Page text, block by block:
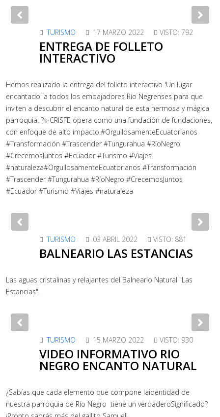
Previous
TURISMO 17 MARZO 2022 VISTO: 792
ENTREGA DE FOLLETO
INTERACTIVO
Hemos realizado la entrega del folleto interactivo 'Un lugar
encantado' a todos los embajadores Río Negrenses para que
inviten a descubrir el encanto natural de esta hermosa y mágica
parroquia. ?✨CRISFE opera como una fundación de fundaciones,
con enfoque de alto impacto.#OrgullosamenteEcuatorianos
#Transformación #Trascender #Tungurahua #RíoNegro
#CrecemosJuntos #Ecuador #Turismo #Viajes
#naturaleza#OrgullosamenteEcuatorianos #Transformación
#Trascender #Tungurahua #RíoNegro #CrecemosJuntos
#Ecuador #Turismo #Viajes #naturaleza
Previous
TURISMO 03 ABRIL 2022 VISTO: 881
BALNEARIO LAS ESTANCIAS
Las aguas cristalinas y relajantes del Balneario Natural "Las
Estancias".
Previous
TURISMO 15 MARZO 2022 VISTO: 930
VIDEO INFORMATIVO RIO
NEGRO ENCANTO NATURAL
¿Sabías que cada elemento que compone laidentidad de
nuestra parroquia de Río Negro tiene un verdaderoSignificado?